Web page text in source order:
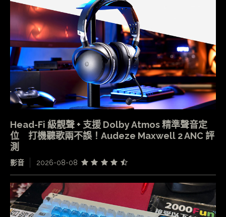
Head-Fi 級靚聲 + 支援 Dolby Atmos 精準聲音定
位 打機聽歌兩不誤！Audeze Maxwell 2 ANC 評
測
影音 2026-08-08